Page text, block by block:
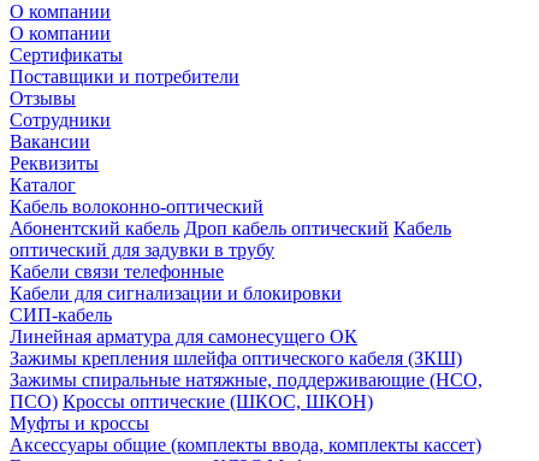
О компании
О компании
Сертификаты
Поставщики и потребители
Отзывы
Сотрудники
Вакансии
Реквизиты
Каталог
Кабель волоконно-оптический
Абонентский кабель Дроп кабель оптический Кабель
оптический для задувки в трубу
Кабели связи телефонные
Кабели для сигнализации и блокировки
СИП-кабель
Линейная арматура для самонесущего ОК
Зажимы крепления шлейфа оптического кабеля (ЗКШ)
Зажимы спиральные натяжные, поддерживающие (НСО,
ПСО) Кроссы оптические (ШКОС, ШКОН)
Муфты и кроссы
Аксессуары общие (комплекты ввода, комплекты кассет)